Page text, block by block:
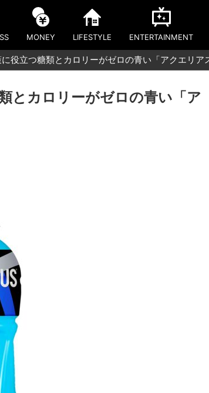
MONEY LIFESTYLE ENTERTAINMENT
役立つ糖類とカロリーがゼロの青い「アクエリア
とカロリーがゼロの青い「ア